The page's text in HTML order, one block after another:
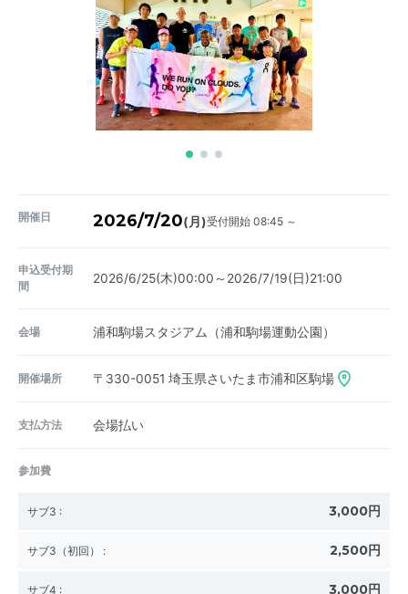
開催日 2026/7/20(月)受付開始 08:45 ～
申込受付期
間
2026/6/25(木)00:00～2026/7/19(日)21:00
会場 浦和駒場スタジアム（浦和駒場運動公園）
開催場所 〒330-0051 埼玉県さいたま市浦和区駒場
支払方法 会場払い
参加費
サブ3 : 3,000円
サブ3（初回） : 2,500円
サブ4 : 3,000円